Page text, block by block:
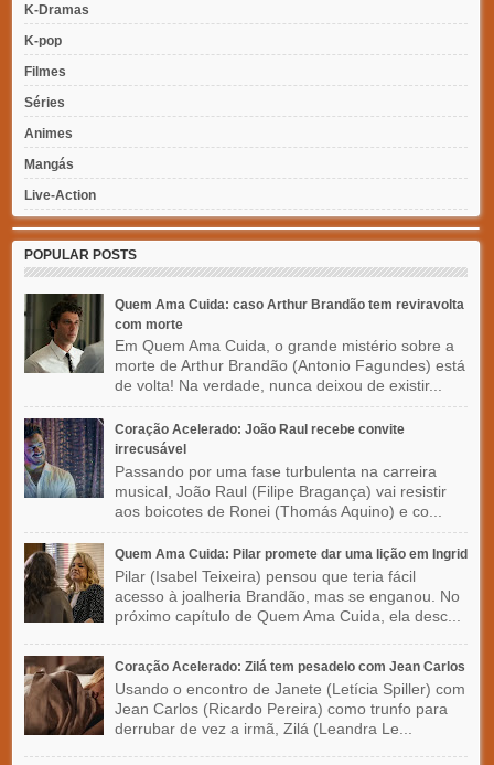
K-Dramas
K-pop
Filmes
Séries
Animes
Mangás
Live-Action
POPULAR POSTS
Quem Ama Cuida: caso Arthur Brandão tem reviravolta
com morte
Em Quem Ama Cuida, o grande mistério sobre a
morte de Arthur Brandão (Antonio Fagundes) está
de volta! Na verdade, nunca deixou de existir...
Coração Acelerado: João Raul recebe convite
irrecusável
Passando por uma fase turbulenta na carreira
musical, João Raul (Filipe Bragança) vai resistir
aos boicotes de Ronei (Thomás Aquino) e co...
Quem Ama Cuida: Pilar promete dar uma lição em Ingrid
Pilar (Isabel Teixeira) pensou que teria fácil
acesso à joalheria Brandão, mas se enganou. No
próximo capítulo de Quem Ama Cuida, ela desc...
Coração Acelerado: Zilá tem pesadelo com Jean Carlos
Usando o encontro de Janete (Letícia Spiller) com
Jean Carlos (Ricardo Pereira) como trunfo para
derrubar de vez a irmã, Zilá (Leandra Le...